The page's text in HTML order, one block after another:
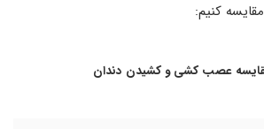
کنیم:
عصب ‌کشی و کشیدن دندان